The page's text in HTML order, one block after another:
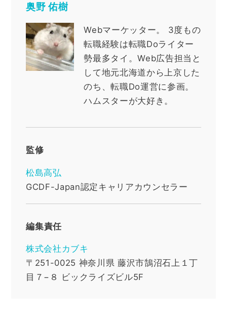
奥野 佑樹
Webマーケッター。 3度もの
転職経験は転職Doライター
勢最多タイ。Web広告担当と
して地元北海道から上京した
のち、転職Do運営に参画。
ハムスターが大好き。
監修
松島高弘
GCDF-Japan認定キャリアカウンセラー
編集責任
株式会社カブキ
〒251-0025 神奈川県 藤沢市鵠沼石上１丁
目７−８ ビックライズビル5F